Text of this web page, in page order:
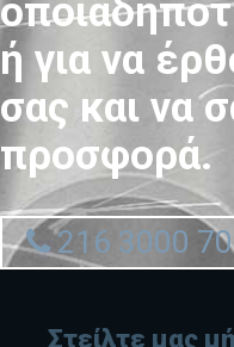
ή για να
σας και να
προσφορά.
216 3000
Στείλτε μας